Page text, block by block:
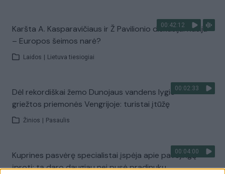
00:42:12
Karšta A. Kasparavičiaus ir Ž Pavilionio diskusija: Rusija
– Europos šeimos narė?
Laidos Lietuva tiesiogiai
00:02:33
Dėl rekordiškai žemo Dunojaus vandens lygio –
griežtos priemonės Vengrijoje: turistai įtūžę
Žinios Pasaulis
00:04:00
Kuprines pasvėrę specialistai įspėja apie pavojingą
įprotį: tą daro daugiau nei pusė pradinukų